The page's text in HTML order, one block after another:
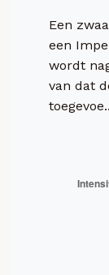
Een
een
wordt
van dat